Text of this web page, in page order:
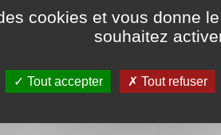
cookies et vous donne
souhaitez
Tout accepter Tout refuser